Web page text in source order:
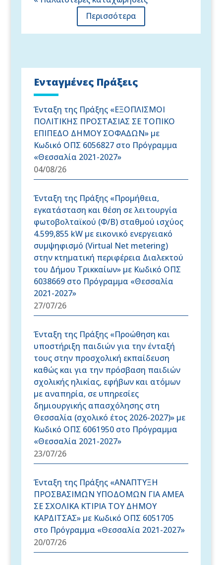
Περισσότερα
Ενταγμένες Πράξεις
Ένταξη της Πράξης «ΕΞΟΠΛΙΣΜΟΙ
ΠΟΛΙΤΙΚΗΣ ΠΡΟΣΤΑΣΙΑΣ ΣΕ ΤΟΠΙΚΟ
ΕΠΙΠΕΔΟ ΔΗΜΟΥ ΣΟΦΑΔΩΝ» με
Κωδικό ΟΠΣ 6056827 στο Πρόγραμμα
«Θεσσαλία 2021-2027»
04/08/26
Ένταξη της Πράξης «Προμήθεια,
εγκατάσταση και θέση σε λειτουργία
φωτοβολταϊκού (Φ/Β) σταθμού ισχύος
4.599,855 kW με εικονικό ενεργειακό
συμψηφισμό (Virtual Net metering)
στην κτηματική περιφέρεια Διαλεκτού
του Δήμου Τρικκαίων» με Κωδικό ΟΠΣ
6038669 στο Πρόγραμμα «Θεσσαλία
2021-2027»
27/07/26
Ένταξη της Πράξης «Προώθηση και
υποστήριξη παιδιών για την ένταξή
τους στην προσχολική εκπαίδευση
καθώς και για την πρόσβαση παιδιών
σχολικής ηλικίας, εφήβων και ατόμων
με αναπηρία, σε υπηρεσίες
δημιουργικής απασχόλησης στη
Θεσσαλία (σχολικό έτος 2026-2027)» με
Κωδικό ΟΠΣ 6061950 στο Πρόγραμμα
«Θεσσαλία 2021-2027»
23/07/26
Ένταξη της Πράξης «ΑΝΑΠΤΥΞΗ
ΠΡΟΣΒΑΣΙΜΩΝ ΥΠΟΔΟΜΩΝ ΓΙΑ ΑΜΕΑ
ΣΕ ΣΧΟΛΙΚΑ ΚΤΙΡΙΑ ΤΟΥ ΔΗΜΟΥ
ΚΑΡΔΙΤΣΑΣ» με Κωδικό ΟΠΣ 6051705
στο Πρόγραμμα «Θεσσαλία 2021-2027»
20/07/26